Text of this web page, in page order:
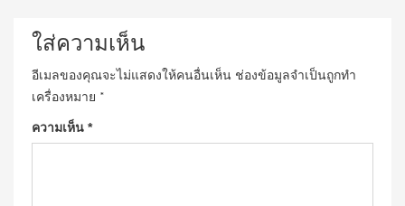
ใส่ความเห็น
อีเมลของคุณจะไม่แสดงให้คนอื่นเห็น ช่องข้อมูลจำเป็นถูกทำ
เครื่องหมาย *
ความเห็น *